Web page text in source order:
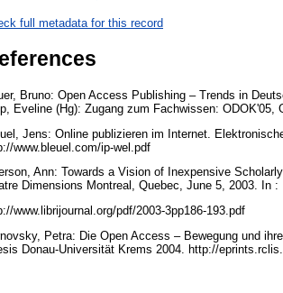
full metadata for this record
Bruno: Open Access Publishing – Trends in
Eveline (Hg): Zugang zum Fachwissen:
Jens: Online publizieren im Internet.
www.bleuel.com/ip-wel.pdf
Ann: Towards a Vision of Inexpensive
Dimensions Montreal, Quebec, June 5, 2003. In
www.librijournal.org/pdf/2003-3pp186-193.pdf
Petra: Die Open Access – Bewegung und
Donau-Universität Krems 2004. http://